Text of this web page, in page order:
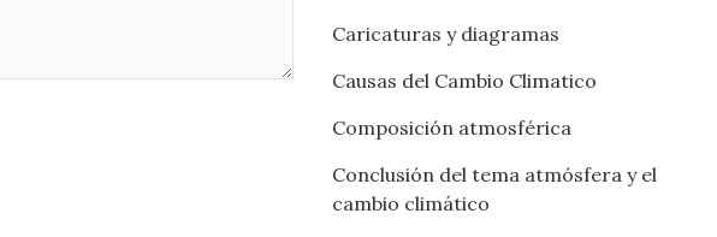
Caricaturas y diagramas
Causas del Cambio Climatico
Composición atmosférica
Conclusión del tema atmósfera y el
cambio climático